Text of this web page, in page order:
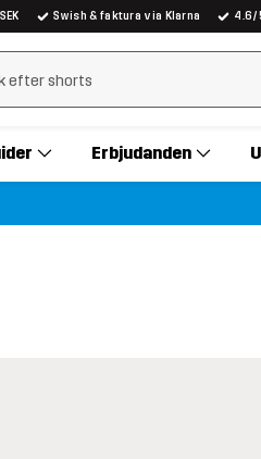
Swish & faktura via Klarna 4.6/
sök
Erbjudanden